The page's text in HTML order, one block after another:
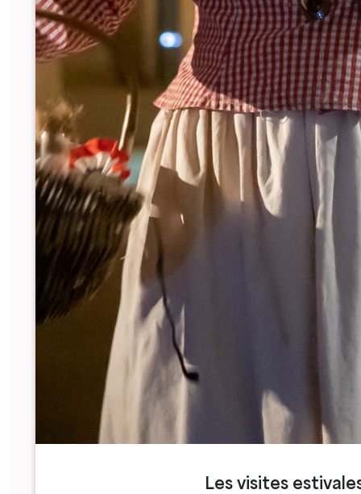
“slow” y el desarrollo sostenible, que enumera
una serie de acciones de comunicación que se
llevarán en 2024.
Nuestro enfoque de calidad y la creación de
una carta de desarrollo sostenible para
concienciar a nuestros equipos sobre la
limitación de la impresión, el reciclaje de
folletos, el consumo de agua y electricidad, etc.
Sensibilización de nuestros miembros y socios
mediante la creación de eco-kits, el apoyo a la
obtención de la certificación y la organización
de reuniones temáticas.
Proyectos comprometidos con actos anuales
(foro de socios, jornada de puertas abiertas de
la oficina de turismo, jornada de desarrollo
sostenible).
Comunicación reflexiva, en particular mediante
la impresión de folletos en imprentas que
cumplan las normas medioambientales y la
limitación del número de folletos enviados
diariamente por correo.
Ofertas de visitas privadas centradas en lo
local, lo auténtico y la transmisión de
conocimientos técnicos.
Creemos que el desarrollo sostenible y el
turismo pueden coexistir en armonía.
miembros y socios, nos esforzamos por
Les visites